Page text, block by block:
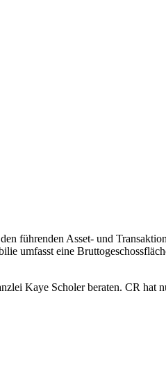
führenden Asset- und
umfasst eine
Kaye Scholer beraten. CR hat